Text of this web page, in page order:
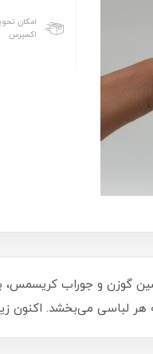
امکان
اکسپرس
لباسی می‌بخشد. اکنون